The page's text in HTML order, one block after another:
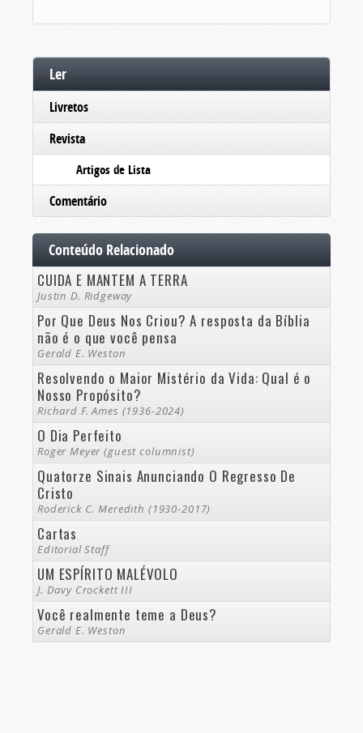
Ler
Livretos
Revista
Artigos de Lista
Comentário
Conteúdo Relacionado
CUIDA E MANTEM A TERRA
Justin D. Ridgeway
Por Que Deus Nos Criou? A resposta da Bíblia
não é o que você pensa
Gerald E. Weston
Resolvendo o Maior Mistério da Vida: Qual é o
Nosso Propósito?
Richard F. Ames (1936-2024)
O Dia Perfeito
Roger Meyer (guest columnist)
Quatorze Sinais Anunciando O Regresso De
Cristo
Roderick C. Meredith (1930-2017)
Cartas
Editorial Staff
UM ESPÍRITO MALÉVOLO
J. Davy Crockett III
Você realmente teme a Deus?
Gerald E. Weston